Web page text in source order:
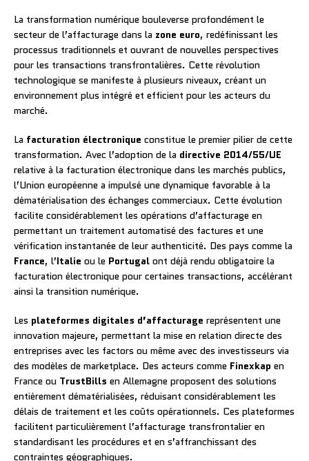
La transformation numérique bouleverse profondément le
secteur de l’affacturage dans la zone euro, redéfinissant les
processus traditionnels et ouvrant de nouvelles perspectives
pour les transactions transfrontalières. Cette révolution
technologique se manifeste à plusieurs niveaux, créant un
environnement plus intégré et efficient pour les acteurs du
marché.
La facturation électronique constitue le premier pilier de cette
transformation. Avec l’adoption de la directive 2014/55/UE
relative à la facturation électronique dans les marchés publics,
l’Union européenne a impulsé une dynamique favorable à la
dématérialisation des échanges commerciaux. Cette évolution
facilite considérablement les opérations d’affacturage en
permettant un traitement automatisé des factures et une
vérification instantanée de leur authenticité. Des pays comme la
France, l’Italie ou le Portugal ont déjà rendu obligatoire la
facturation électronique pour certaines transactions, accélérant
ainsi la transition numérique.
Les plateformes digitales d’affacturage représentent une
innovation majeure, permettant la mise en relation directe des
entreprises avec les factors ou même avec des investisseurs via
des modèles de marketplace. Des acteurs comme Finexkap en
France ou TrustBills en Allemagne proposent des solutions
entièrement dématérialisées, réduisant considérablement les
délais de traitement et les coûts opérationnels. Ces plateformes
facilitent particulièrement l’affacturage transfrontalier en
standardisant les procédures et en s’affranchissant des
contraintes géographiques.